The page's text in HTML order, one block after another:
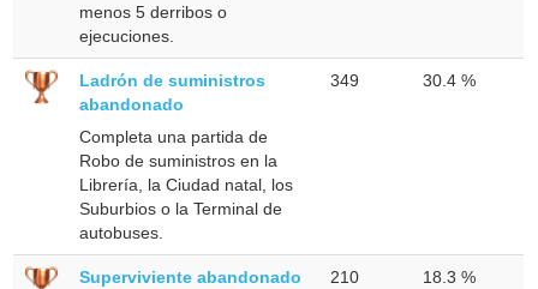
menos 5 derribos o
ejecuciones.
Ladrón de suministros
abandonado
Completa una partida de
Robo de suministros en la
Librería, la Ciudad natal, los
Suburbios o la Terminal de
autobuses.
349 30.4 %
Superviviente abandonado
210 18.3 %